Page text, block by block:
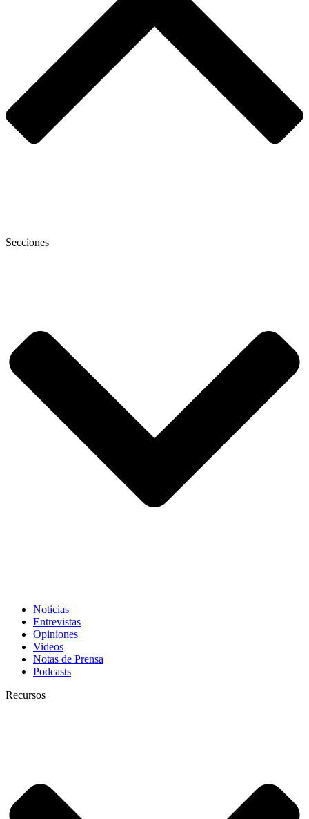
Secciones
Noticias
Entrevistas
Opiniones
Videos
Notas de Prensa
Podcasts
Recursos